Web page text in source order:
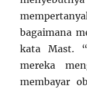
bagaimana
kata Mast.
mereka
membayar